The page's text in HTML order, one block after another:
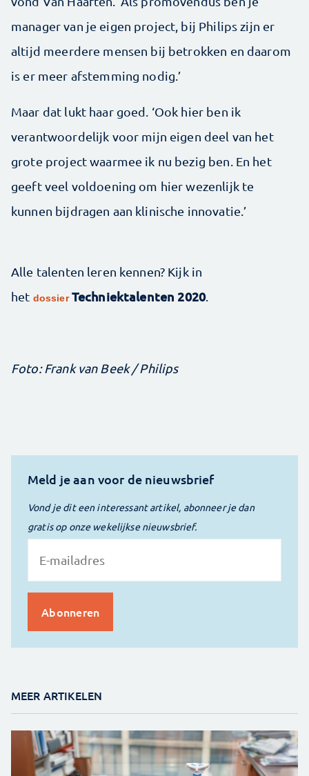
manager van je eigen project, bij Philips zijn er
altijd meerdere mensen bij betrokken en daarom
is er meer afstemming nodig.’
Maar dat lukt haar goed. ‘Ook hier ben ik
verantwoordelijk voor mijn eigen deel van het
grote project waarmee ik nu bezig ben. En het
geeft veel voldoening om hier wezenlijk te
kunnen bijdragen aan klinische innovatie.’
Alle talenten leren kennen? Kijk in
het dossierTechniektalenten 2020.
Foto: Frank van Beek / Philips
Meld je aan voor de nieuwsbrief
Vond je dit een interessant artikel, abonneer je dan
gratis op onze wekelijkse nieuwsbrief.
MEER ARTIKELEN